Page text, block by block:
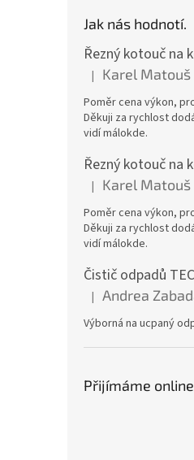
Jak nás hodnotí.
Hodnocení produktu
| Karel Matouš
Poměr cena výkon,
Děkuji za rychlost
vidí málokde.
Hodnocení produktu
| Karel Matouš
Poměr cena výkon,
Děkuji za rychlost
vidí málokde.
Čistič odpadů
Hodnocení produktu
| Andrea
Výborná na ucpaný
Přijímáme